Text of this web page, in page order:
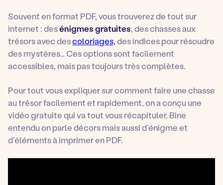
Souvent en format PDF, vous trouverez de tout sur
internet : desénigmes gratuites, des chasses aux
trésors avec descoloriages,des indices pour résoudre
des mystères… Ces options sont facilement
accessibles, mais pas toujours très complètes.
Pour tout vous expliquer sur comment faire une chasse
au trésor facilement et rapidement, on a conçu une
vidéo gratuite qui va tout vous récapituler. Bine
entendu on parle décors mais aussi d’énigme et
d’éléments à imprimer en PDF.